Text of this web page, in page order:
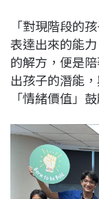
「對現階段的
表達出來的能
的解方，便是
出孩子的潛能
「情緒價值」